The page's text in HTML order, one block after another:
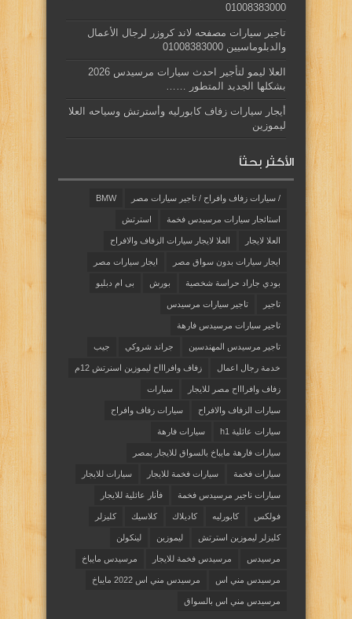
01008383000
تاجير سيارات مصفحه لاند كروزر لرجال الأعمال
والدبلوماسيين 01008383000
العلا ليمو لتأجير احدث سيارات مرسيدس 2026
بشكلها الجديد المتطور ……
أيجار سيارات زفاف كابورليه وأسترتش وسياحه العلا
ليموزين
الأكثر بحثاً
/ سيارات زفاف وافراح / تاجير سيارات مصر BMW
استائجار سيارات مرسيدس فخمة استرتش
العلا لايجار العلا لايجار سيارات الزفاف والافراح
ايجار سيارات بدون سواق مصر ايجار سيارات مصر
بودي جاراد حراسة شخصية بورش بى ام دبليو
تاجير تاجير سيارات مرسيدس
تاجير سيارات مرسيدس فارهة
تاجير مرسيدس المهندسين جراند شروكي جيب
خدمة رجال اعمال زفاف وافراااح ليموزين اسنرتش 12م
زفاف وافراااح مصر للايجار سيارات
سيارات الزفاف والافراح سيارات زفاف وافراح
سيارات عائلية h1 سيارات فارهة
سيارات فارهة مايباخ بالسواق للايجار بمصر
سيارات فخمة سيارات فخمة للايجار سيارات للايجار
سيارات ناجير مرسيدس فخمة فأنار عائلية للايجار
فولكس كابورليه كاديلاك كلاسيك كليزلر
كليزلر ليموزين استرتش ليموزين لينكولن
مرسيدس مرسيدس فخمة للايجار مرسيدس مايباخ
مرسيدس مني اس مرسيدس مني اس 2022 مايباخ
مرسيدس مني اس بالسواق